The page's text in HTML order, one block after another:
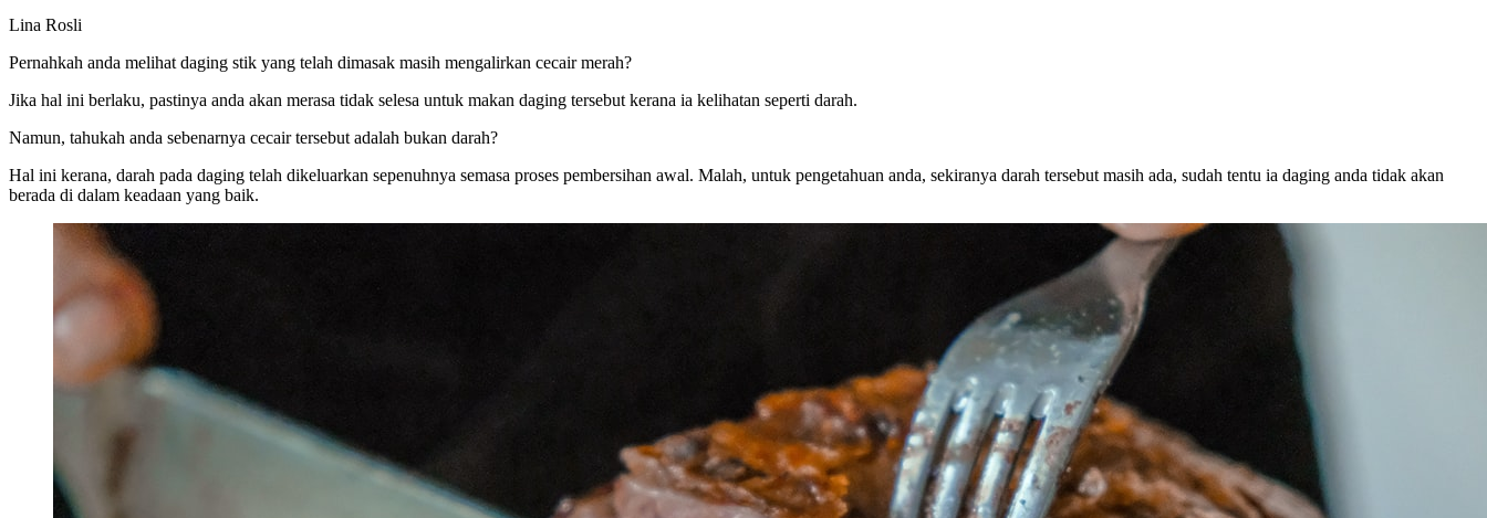
Lina Rosli
Pernahkah anda melihat daging stik yang telah dimasak masih mengalirkan cecair merah?
Jika hal ini berlaku, pastinya anda akan merasa tidak selesa untuk makan daging tersebut kerana ia kelihatan seperti darah.
Namun, tahukah anda sebenarnya cecair tersebut adalah bukan darah?
Hal ini kerana, darah pada daging telah dikeluarkan sepenuhnya semasa proses pembersihan awal. Malah, untuk pengetahuan anda, sekiranya darah tersebut masih ada, sudah tentu ia daging anda tidak akan
berada di dalam keadaan yang baik.